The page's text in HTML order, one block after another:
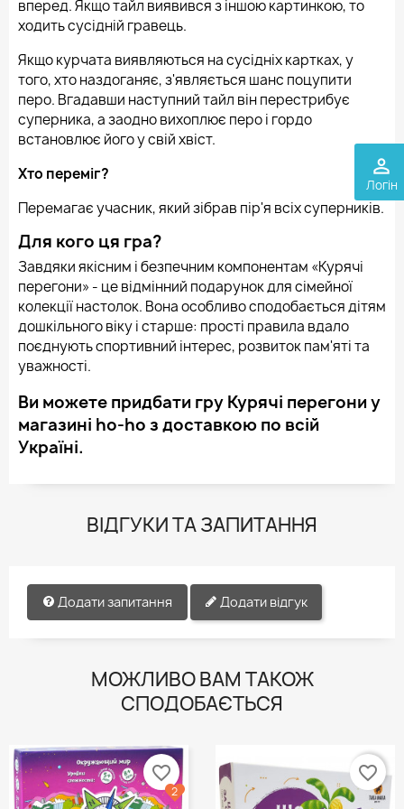
perm_identity
Логін
вперед. Якщо тайл виявився з іншою картинкою, то
ходить сусідній гравець.
Якщо курчата виявляються на сусідніх картках, у
того, хто наздоганяє, з'являється шанс поцупити
перо. Вгадавши наступний тайл він перестрибує
суперника, а заодно вихоплює перо і гордо
встановлює його у свій хвіст.
Хто переміг?
Перемагає учасник, який зібрав пір'я всіх суперників.
Для кого ця гра?
Завдяки якісним і безпечним компонентам «Курячі
перегони» - це відмінний подарунок для сімейної
колекції настолок. Вона особливо сподобається дітям
дошкільного віку і старше: прості правила вдало
поєднують спортивний інтерес, розвиток пам'яті та
уважності.
Ви можете придбати гру Курячі перегони у
магазині ho-ho з доставкою по всій
Україні.
ВІДГУКИ ТА ЗАПИТАННЯ
Додати запитання Додати відгук
МОЖЛИВО ВАМ ТАКОЖ
СПОДОБАЄТЬСЯ
favorite_border
2
favorite_border